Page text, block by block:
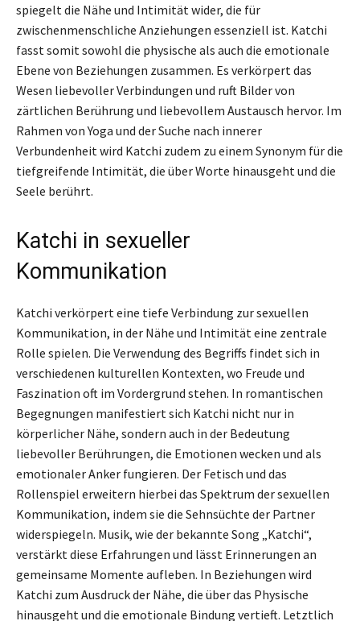
spiegelt die Nähe und Intimität wider, die für
zwischenmenschliche Anziehungen essenziell ist. Katchi
fasst somit sowohl die physische als auch die emotionale
Ebene von Beziehungen zusammen. Es verkörpert das
Wesen liebevoller Verbindungen und ruft Bilder von
zärtlichen Berührung und liebevollem Austausch hervor. Im
Rahmen von Yoga und der Suche nach innerer
Verbundenheit wird Katchi zudem zu einem Synonym für die
tiefgreifende Intimität, die über Worte hinausgeht und die
Seele berührt.
Katchi in sexueller
Kommunikation
Katchi verkörpert eine tiefe Verbindung zur sexuellen
Kommunikation, in der Nähe und Intimität eine zentrale
Rolle spielen. Die Verwendung des Begriffs findet sich in
verschiedenen kulturellen Kontexten, wo Freude und
Faszination oft im Vordergrund stehen. In romantischen
Begegnungen manifestiert sich Katchi nicht nur in
körperlicher Nähe, sondern auch in der Bedeutung
liebevoller Berührungen, die Emotionen wecken und als
emotionaler Anker fungieren. Der Fetisch und das
Rollenspiel erweitern hierbei das Spektrum der sexuellen
Kommunikation, indem sie die Sehnsüchte der Partner
widerspiegeln. Musik, wie der bekannte Song „Katchi“,
verstärkt diese Erfahrungen und lässt Erinnerungen an
gemeinsame Momente aufleben. In Beziehungen wird
Katchi zum Ausdruck der Nähe, die über das Physische
hinausgeht und die emotionale Bindung vertieft. Letztlich